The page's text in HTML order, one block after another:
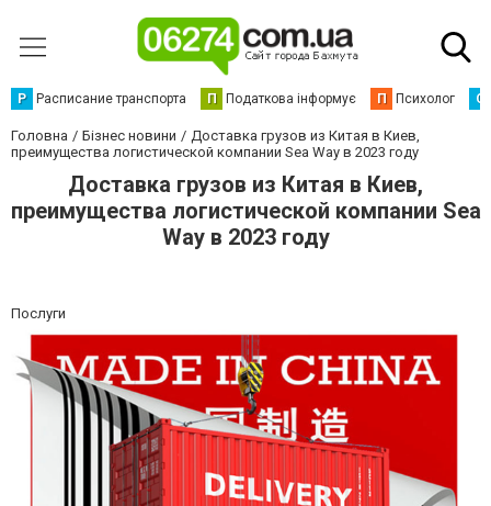
Р Расписание транспорта П Податкова інформує П Психолог С
Головна Бізнес новини
Доставка грузов из Китая в Киев,
преимущества логистической компании Sea Way в 2023 году
Доставка грузов из Китая в Киев,
преимущества логистической компании Sea
Way в 2023 году
Послуги